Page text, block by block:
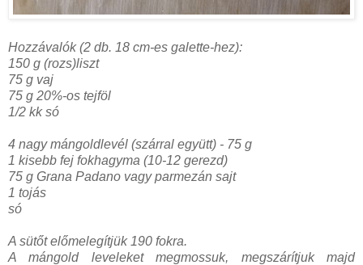
Hozzávalók (2 db. 18 cm-es galette-hez):
150 g (rozs)liszt
75 g vaj
75 g 20%-os tejföl
1/2 kk só
4 nagy mángoldlevél (szárral együtt) - 75 g
1 kisebb fej fokhagyma (10-12 gerezd)
75 g Grana Padano vagy parmezán sajt
1 tojás
só
A sütőt előmelegítjük 190 fokra.
A mángold leveleket megmossuk, megszárítjuk majd